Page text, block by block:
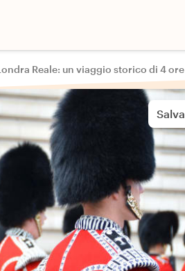
Reale: un viaggio storico di 4 ore
Salva